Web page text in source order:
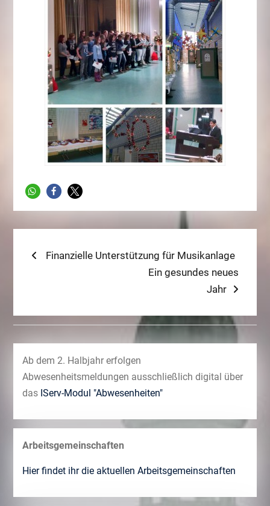
Beitragsnavigation
Previous
Finanzielle Unterstützung für Musikanlage
Next
Ein gesundes neues
Jahr
Ab dem 2. Halbjahr erfolgen
Abwesenheitsmeldungen ausschließlich digital über
das IServ-Modul "Abwesenheiten"
Arbeitsgemeinschaften
Hier findet ihr die aktuellen Arbeitsgemeinschaften